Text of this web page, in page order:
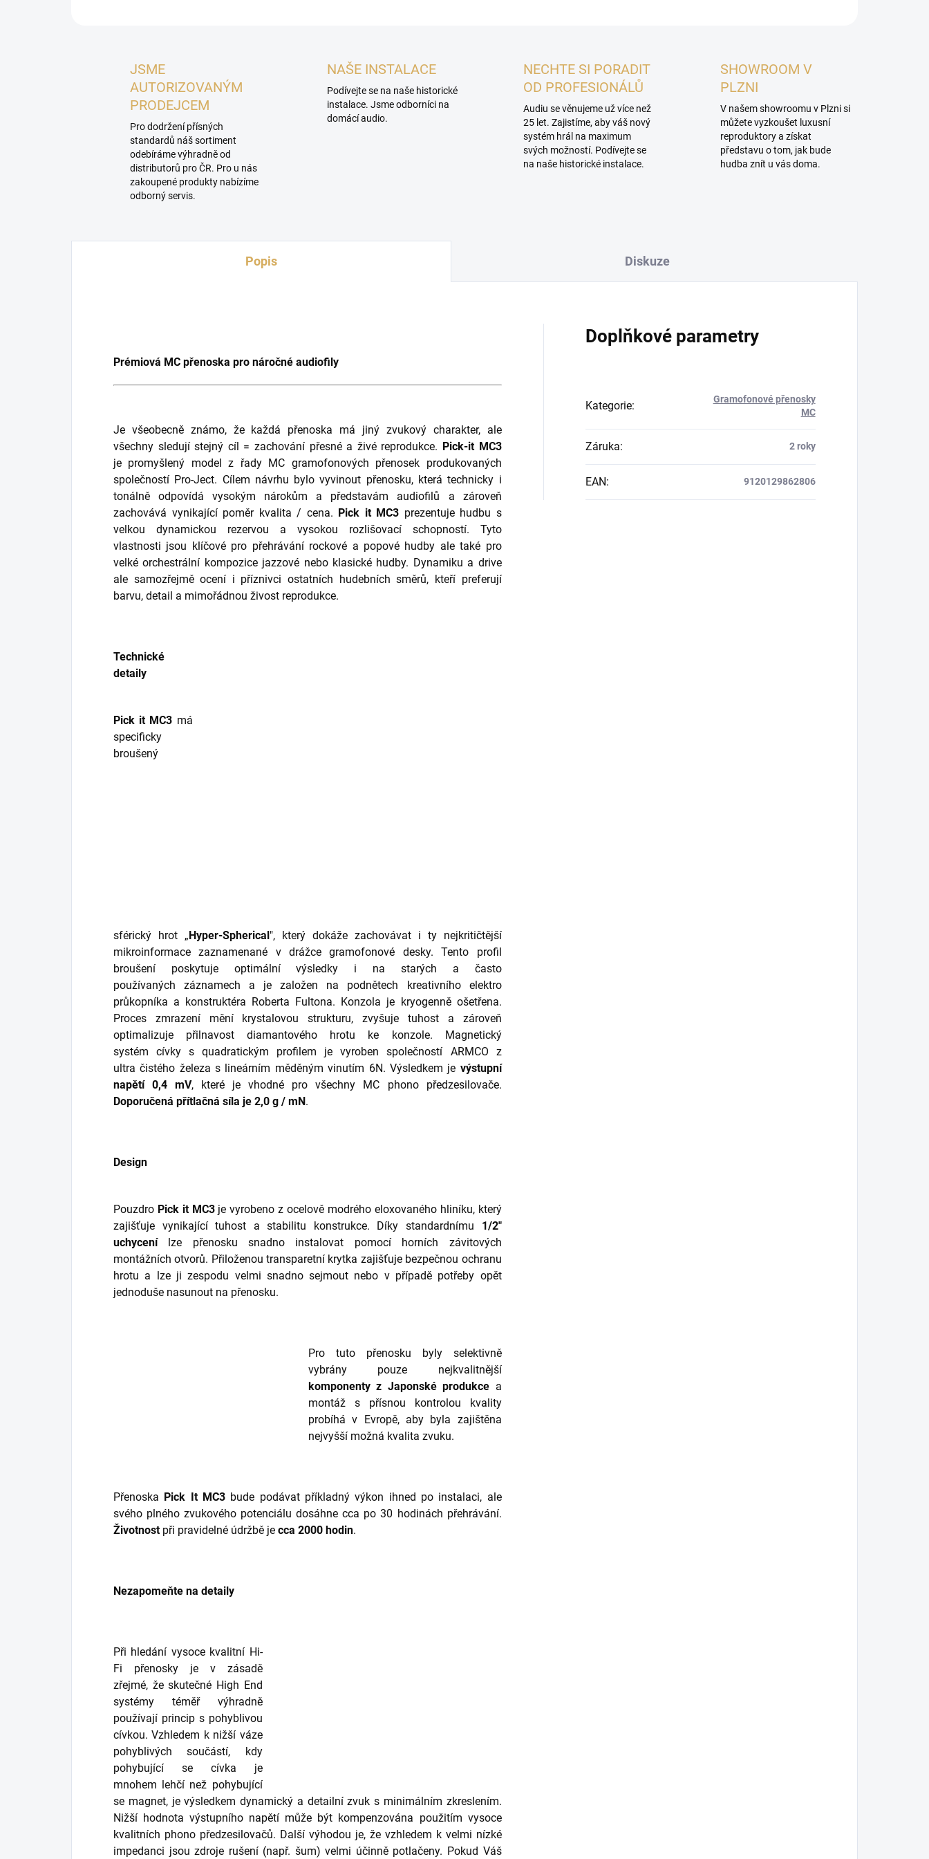
JSME
AUTORIZOVANÝM
PRODEJCEM
Pro dodržení přísných
standardů náš sortiment
odebíráme výhradně od
distributorů pro ČR. Pro u nás
zakoupené produkty nabízíme
odborný servis.
NAŠE INSTALACE
Podívejte se na naše historické
instalace. Jsme odborníci na
domácí audio.
NECHTE SI PORADIT
OD PROFESIONÁLŮ
Audiu se věnujeme už více než
25 let. Zajistíme, aby váš nový
systém hrál na maximum
svých možností. Podívejte se
na naše historické instalace.
SHOWROOM V
PLZNI
V našem showroomu v Plzni si
můžete vyzkoušet luxusní
reproduktory a získat
představu o tom, jak bude
hudba znít u vás doma.
Popis Diskuze
Prémiová MC přenoska pro náročné audiofily
Je všeobecně známo, že každá přenoska má jiný zvukový charakter, ale
všechny sledují stejný cíl = zachování přesné a živé reprodukce. Pick-it MC3
je promyšlený model z řady MC gramofonových přenosek produkovaných
společností Pro-Ject. Cílem návrhu bylo vyvinout přenosku, která technicky i
tonálně odpovídá vysokým nárokům a představám audiofilů a zároveň
zachovává vynikající poměr kvalita / cena. Pick it MC3 prezentuje hudbu s
velkou dynamickou rezervou a vysokou rozlišovací schopností. Tyto
vlastnosti jsou klíčové pro přehrávání rockové a popové hudby ale také pro
velké orchestrální kompozice jazzové nebo klasické hudby. Dynamiku a drive
ale samozřejmě ocení i příznivci ostatních hudebních směrů, kteří preferují
barvu, detail a mimořádnou živost reprodukce.
Technické
detaily
Pick it MC3 má
specificky
broušený
sférický hrot „ Hyper-Spherical ", který dokáže zachovávat i ty nejkritičtější
mikroinformace zaznamenané v drážce gramofonové desky. Tento profil
broušení poskytuje optimální výsledky i na starých a často
používaných záznamech a je založen na podnětech kreativního elektro
průkopníka a konstruktéra Roberta Fultona. Konzola je kryogenně ošetřena.
Proces zmrazení mění krystalovou strukturu, zvyšuje tuhost a zároveň
optimalizuje přilnavost diamantového hrotu ke konzole. Magnetický
systém cívky s quadratickým profilem je vyroben společností ARMCO z
ultra čistého železa s lineárním měděným vinutím 6N. Výsledkem je výstupní
napětí 0,4 mV, které je vhodné pro všechny MC phono předzesilovače.
Doporučená přítlačná síla je 2,0 g / mN .
Design
Pouzdro Pick it MC3je vyrobeno z ocelově modrého eloxovaného hliníku, který
zajišťuje vynikající tuhost a stabilitu konstrukce. Díky standardnímu 1/2"
uchycení
lze přenosku snadno instalovat pomocí horních závitových
montážních otvorů. Přiloženou transparetní krytka zajišťuje bezpečnou ochranu
hrotu a lze ji zespodu velmi snadno sejmout nebo v případě potřeby opět
jednoduše nasunout na přenosku.
Pro tuto přenosku byly selektivně
vybrány pouze nejkvalitnější
komponenty z Japonské produkce a
montáž s přísnou kontrolou kvality
probíhá v Evropě, aby byla zajištěna
nejvyšší možná kvalita zvuku.
Přenoska Pick It MC3bude podávat příkladný výkon ihned po instalaci, ale
svého plného zvukového potenciálu dosáhne cca po 30 hodinách přehrávání.
Životnostpři pravidelné údržbě je cca 2000 hodin.
Nezapomeňte na detaily
Při hledání vysoce kvalitní Hi-
Fi přenosky je v zásadě
zřejmé, že skutečné High End
systémy téměř výhradně
používají princip s pohyblivou
cívkou. Vzhledem k nižší váze
pohyblivých součástí, kdy
pohybující se cívka je
mnohem lehčí než pohybující
se magnet, je výsledkem dynamický a detailní zvuk s minimálním zkreslením.
Nižší hodnota výstupního napětí může být kompenzována použitím vysoce
kvalitních phono předzesilovačů. Další výhodou je, že vzhledem k velmi nízké
impedanci jsou zdroje rušení (např. šum) velmi účinně potlačeny. Pokud Váš
Doplňkové parametry
Kategorie:
Gramofonové přenosky
MC
Záruka: 2 roky
EAN: 9120129862806